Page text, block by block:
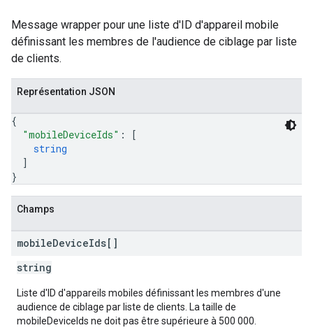
Message wrapper pour une liste d'ID d'appareil mobile
définissant les membres de l'audience de ciblage par liste
de clients.
Représentation JSON
{
"mobileDeviceIds" :
[
string
]
}
Champs
mobileDeviceIds[]
string
Liste d'ID d'appareils mobiles définissant les membres d'une
audience de ciblage par liste de clients. La taille de
mobileDeviceIds ne doit pas être supérieure à 500 000.